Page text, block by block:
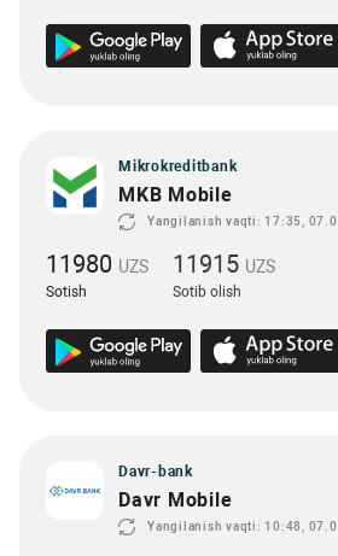
Mikrokreditbank
MKB Mobile
Yangilanish vaqti: 17:35,
11980 UZS
Sotish
11915 UZS
Sotib olish
Davr-bank
Davr Mobile
Yangilanish vaqti: 10:48,